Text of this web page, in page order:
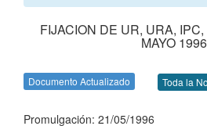
FIJACION DE UR, URA,
MAYO
Documento Actualizado Toda la
Promulgación: 21/05/1996